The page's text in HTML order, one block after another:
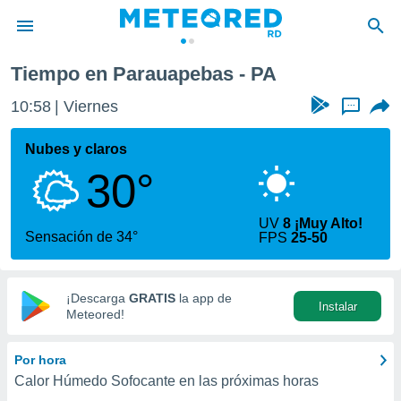
de
ha sido
calidad.
a este
las
y
digital
basada
Tiempo en Parauapebas - PA
10:58 Viernes ...
Nubes y claros
30°
Sensación de 34°
UV8 ¡Muy Alto!
FPS25-50
¡Descarga GRATIS la app de
Meteored!
Instalar
Por hora
Calor Húmedo Sofocante en las próximas horas